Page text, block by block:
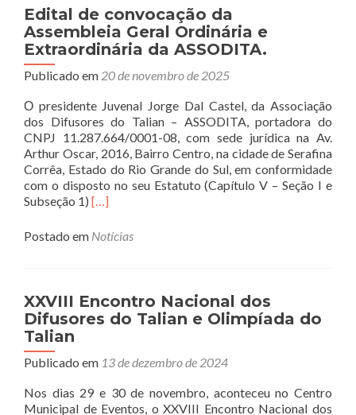
da
Assembleia
Geral
Extraordinária
da
Edital de convocação da
Assembleia Geral Ordinária e
Extraordinária da ASSODITA.
Publicado em 20 de novembro de 2025
Ο presidente Juvenal Jorge Dal Castel, da Associação
dos Difusores do Talian – ASSODITA, portadora do
CNPJ 11.287.664/0001-08, com sede jurídica na Av.
Arthur Oscar, 2016, Bairro Centro, na cidade de Serafina
Corrêa, Estado do Rio Grande do Sul, em conformidade
com o disposto no seu Estatuto (Capítulo V – Seção I e
Subseção 1) Read
about
da
Assembleia
Geral
e
da
ASSODITA.
[…]
Postado em Notícias
XXVIII Encontro Nacional dos
Difusores do Talian e Olimpíada do
Talian
Publicado em 13 de dezembro de 2024
Nos dias 29 e 30 de novembro, aconteceu no Centro
Municipal de Eventos, o XXVIII Encontro Nacional dos